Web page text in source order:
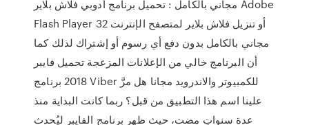
مجاني بالكامل : تحميل برنامج أدوبي فلاش بلاير Adobe
Flash Player 32 أو تنزيل فلاش بلاير لمتصفح الإنترنت
مجاني بالكامل بدون دفع أي رسوم أو إشتراك لذلك كما
أن البرنامج خالي من الإعلانات المزعجة تحميل فايبر
2018 برنامج Viber للكمبيوتر والاندرويد مجانا هل مرَّ
علينا اسم هذا التطبيق من قبل؟ ربما كانت البداية منذ
عدة سنواتٍ مضت، حيث ظهر برنامج الفايبر ليُحدث